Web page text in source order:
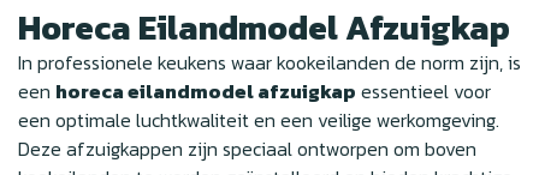
Horeca Eilandmodel Afzuigkap
In professionele keukens waar kookeilanden de norm zijn, is
een horeca eilandmodel afzuigkap essentieel voor
een optimale luchtkwaliteit en een veilige werkomgeving.
Deze afzuigkappen zijn speciaal ontworpen om boven